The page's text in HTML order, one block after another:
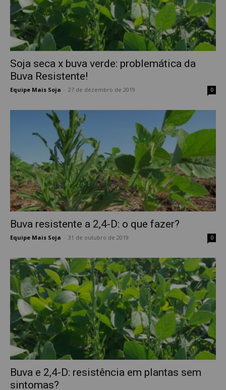
Soja seca x buva verde: problemática da
Buva Resistente!
Equipe Mais Soja 27 de dezembro de 2019 0
Buva resistente a 2,4-D: o que fazer?
Equipe Mais Soja 31 de outubro de 2019 0
Buva e 2,4-D: resistência em plantas sem
sintomas?